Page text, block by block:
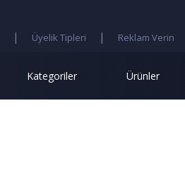
| Üyelik Tipleri | Reklam Verin
Kategoriler Ürünler